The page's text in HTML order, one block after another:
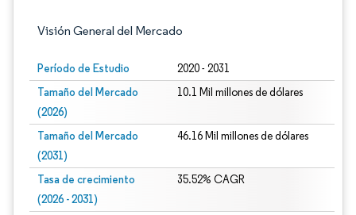
Visión General del Mercado
Período de Estudio 2020 - 2031
Tamaño del Mercado
(2026)
10.1 Mil millones de dólares
Tamaño del Mercado
(2031)
46.16 Mil millones de dólares
Tasa de crecimiento
(2026 - 2031)
35.52% CAGR